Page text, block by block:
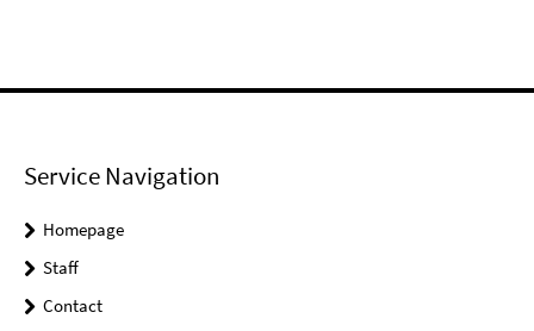
Service Navigation
Homepage
Staff
Contact